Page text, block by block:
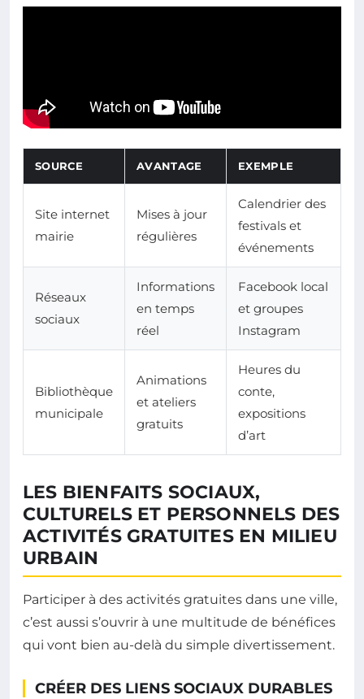
SOURCE AVANTAGE EXEMPLE
Site internet
mairie
Mises à jour
régulières
Calendrier des
festivals et
événements
Réseaux
sociaux
Informations
en temps
réel
Facebook local
et groupes
Instagram
Bibliothèque
municipale
Animations
et ateliers
gratuits
Heures du
conte,
expositions
d’art
LES BIENFAITS SOCIAUX,
CULTURELS ET PERSONNELS DES
ACTIVITÉS GRATUITES EN MILIEU
URBAIN
Participer à des activités gratuites dans une ville,
c’est aussi s’ouvrir à une multitude de bénéfices
qui vont bien au-delà du simple divertissement.
CRÉER DES LIENS SOCIAUX DURABLES